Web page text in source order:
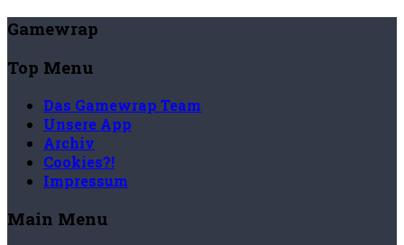
Gamewrap
Top Menu
Das Gamewrap Team
Unsere App
Archiv
Cookies?!
Impressum
Main Menu